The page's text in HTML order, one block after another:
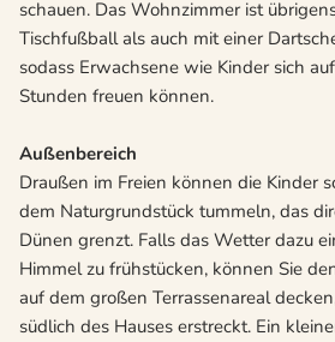
schauen. Das Wohnzimmer ist
Tischfußball als auch mit einer
sodass Erwachsene wie Kinder sich
Stunden freuen können.
Außenbereich
Draußen im Freien können die Kinder
dem Naturgrundstück tummeln, das
Dünen grenzt. Falls das Wetter dazu
Himmel zu frühstücken, können Sie
auf dem großen Terrassenareal
südlich des Hauses erstreckt. Ein